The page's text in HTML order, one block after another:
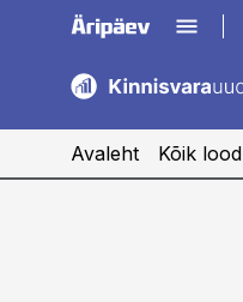
kaubandus.ee
logistikauudised.ee
Avaleht Kõik lood